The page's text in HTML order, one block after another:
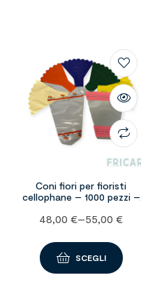
Coni fiori per fioristi
cellophane – 1000 pezzi –
48,00 €–55,00 €
SCEGLI